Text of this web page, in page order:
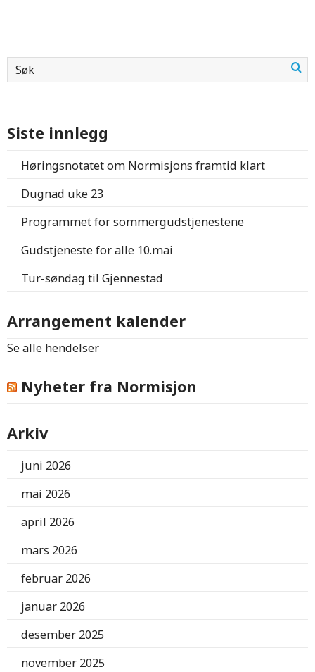
Siste innlegg
Høringsnotatet om Normisjons framtid klart
Dugnad uke 23
Programmet for sommergudstjenestene
Gudstjeneste for alle 10.mai
Tur-søndag til Gjennestad
Arrangement kalender
Se alle hendelser
Nyheter fra Normisjon
Arkiv
juni 2026
mai 2026
april 2026
mars 2026
februar 2026
januar 2026
desember 2025
november 2025